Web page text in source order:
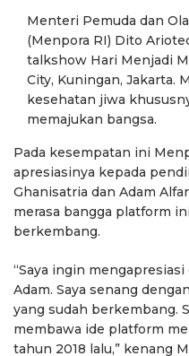
Menteri Pemuda dan
(Menpora RI) Dito
talkshow Hari Menjadi
City, Kuningan, Jakarta.
kesehatan jiwa
memajukan bangsa.
Pada kesempatan ini
apresiasinya kepada
Ghanisatria dan Adam
merasa bangga platform
berkembang.
“Saya ingin mengapresiasi
Adam. Saya senang
yang sudah berkembang.
membawa ide platform
tahun 2018 lalu,” kenang